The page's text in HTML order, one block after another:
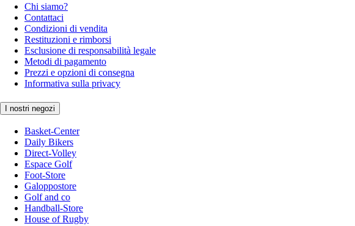
Chi siamo?
Contattaci
Condizioni di vendita
Restituzioni e rimborsi
Esclusione di responsabilità legale
Metodi di pagamento
Prezzi e opzioni di consegna
Informativa sulla privacy
I nostri negozi
Basket-Center
Daily Bikers
Direct-Volley
Espace Golf
Foot-Store
Galoppostore
Golf and co
Handball-Store
House of Rugby